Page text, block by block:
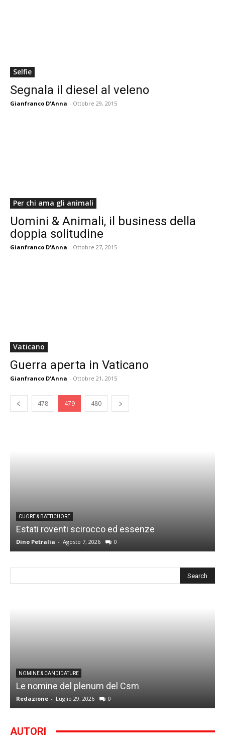
Selfie
Segnala il diesel al veleno
Gianfranco D'Anna - Ottobre 29, 2015
Per chi ama gli animali
Uomini & Animali, il business della
doppia solitudine
Gianfranco D'Anna - Ottobre 27, 2015
Vaticano
Guerra aperta in Vaticano
Gianfranco D'Anna - Ottobre 21, 2015
478 479 480
CUORE & BATTICUORE
Estati roventi scirocco ed essenze
Dino Petralia - Agosto 7, 2026 0
NOMINE & CANDIDATURE
Le nomine del plenum del Csm
Redazione - Luglio 29, 2026 0
AUTORI